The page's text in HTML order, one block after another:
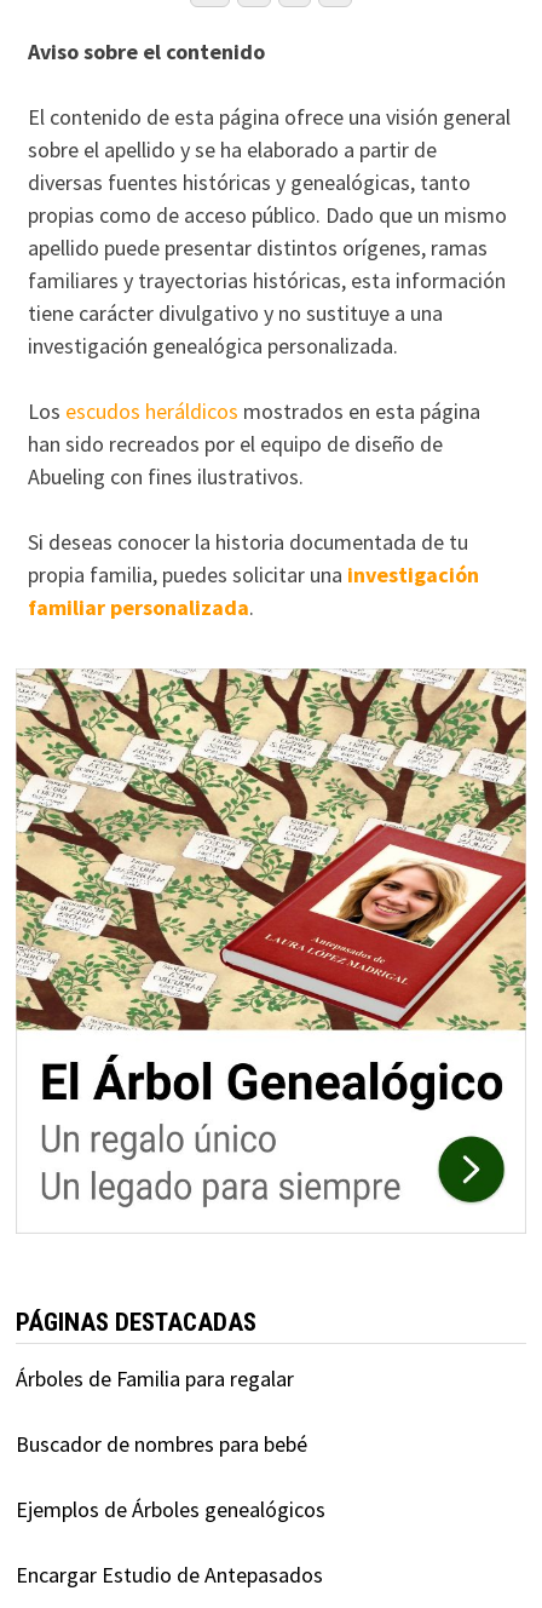
Aviso sobre el contenido
El contenido de esta página ofrece una visión general
sobre el apellido y se ha elaborado a partir de
diversas fuentes históricas y genealógicas, tanto
propias como de acceso público. Dado que un mismo
apellido puede presentar distintos orígenes, ramas
familiares y trayectorias históricas, esta información
tiene carácter divulgativo y no sustituye a una
investigación genealógica personalizada.
Los escudos heráldicos mostrados en esta página
han sido recreados por el equipo de diseño de
Abueling con fines ilustrativos.
Si deseas conocer la historia documentada de tu
propia familia, puedes solicitar una investigación
familiar personalizada.
PÁGINAS DESTACADAS
Árboles de Familia para regalar
Buscador de nombres para bebé
Ejemplos de Árboles genealógicos
Encargar Estudio de Antepasados